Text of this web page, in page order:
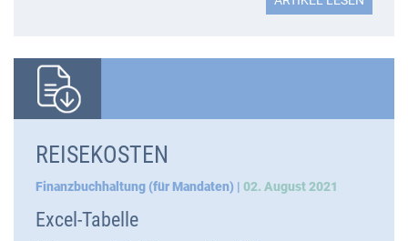
REISEKOSTEN
Finanzbuchhaltung (für Mandaten) | 02. August 2021
Excel-Tabelle